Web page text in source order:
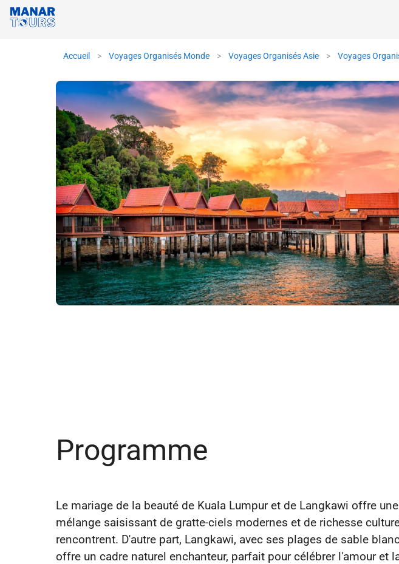
Accueil > Voyages Organisés Monde > Voyages Organisés Asie > Voyages
Programme
Le mariage de la beauté de Kuala Lumpur et de Langkawi offre
mélange saisissant de gratte-ciels modernes et de richesse
rencontrent. D'autre part, Langkawi, avec ses plages de sable
offre un cadre naturel enchanteur, parfait pour célébrer l'amour